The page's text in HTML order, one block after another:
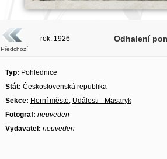
Předchozí
rok: 1926 Odhalení
Typ: Pohlednice
Stát: Československá republika
Sekce: Horní město, Události - Masaryk
Fotograf: neuveden
Vydavatel: neuveden